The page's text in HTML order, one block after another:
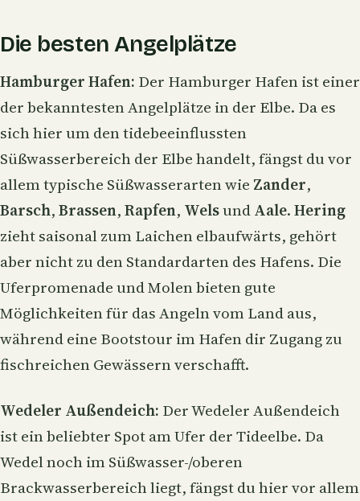
Die besten Angelplätze
Hamburger Hafen: Der Hamburger Hafen ist einer
der bekanntesten Angelplätze in der Elbe. Da es
sich hier um den tidebeeinflussten
Süßwasserbereich der Elbe handelt, fängst du vor
allem typische Süßwasserarten wie Zander,
Barsch,Brassen,Rapfen, WelsundAale.Hering
zieht saisonal zum Laichen elbaufwärts, gehört
aber nicht zu den Standardarten des Hafens. Die
Uferpromenade und Molen bieten gute
Möglichkeiten für das Angeln vom Land aus,
während eine Bootstour im Hafen dir Zugang zu
fischreichen Gewässern verschafft.
Wedeler Außendeich: Der Wedeler Außendeich
ist ein beliebter Spot am Ufer der Tideelbe. Da
Wedel noch im Süßwasser-/oberen
Brackwasserbereich liegt, fängst du hier vor allem